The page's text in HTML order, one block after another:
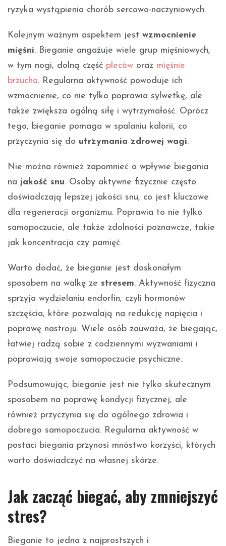
ryzyka wystąpienia chorób sercowo-naczyniowych.
Kolejnym ważnym aspektem jest wzmocnienie
mięśni. Bieganie angażuje wiele grup mięśniowych,
w tym nogi, dolną część pleców oraz mięśnie
brzucha. Regularna aktywność powoduje ich
wzmocnienie, co nie tylko poprawia sylwetkę, ale
także zwiększa ogólną siłę i wytrzymałość. Oprócz
tego, bieganie pomaga w spalaniu kalorii, co
przyczynia się do utrzymania zdrowej wagi.
Nie można również zapomnieć o wpływie biegania
na jakość snu. Osoby aktywne fizycznie często
doświadczają lepszej jakości snu, co jest kluczowe
dla regeneracji organizmu. Poprawia to nie tylko
samopoczucie, ale także zdolności poznawcze, takie
jak koncentracja czy pamięć.
Warto dodać, że bieganie jest doskonałym
sposobem na walkę ze stresem. Aktywność fizyczna
sprzyja wydzielaniu endorfin, czyli hormonów
szczęścia, które pozwalają na redukcję napięcia i
poprawę nastroju. Wiele osób zauważa, że biegając,
łatwiej radzą sobie z codziennymi wyzwaniami i
poprawiają swoje samopoczucie psychiczne.
Podsumowując, bieganie jest nie tylko skutecznym
sposobem na poprawę kondycji fizycznej, ale
również przyczynia się do ogólnego zdrowia i
dobrego samopoczucia. Regularna aktywność w
postaci biegania przynosi mnóstwo korzyści, których
warto doświadczyć na własnej skórze.
Jak zacząć biegać, aby zmniejszyć
stres?
Bieganie to jedna z najprostszych i